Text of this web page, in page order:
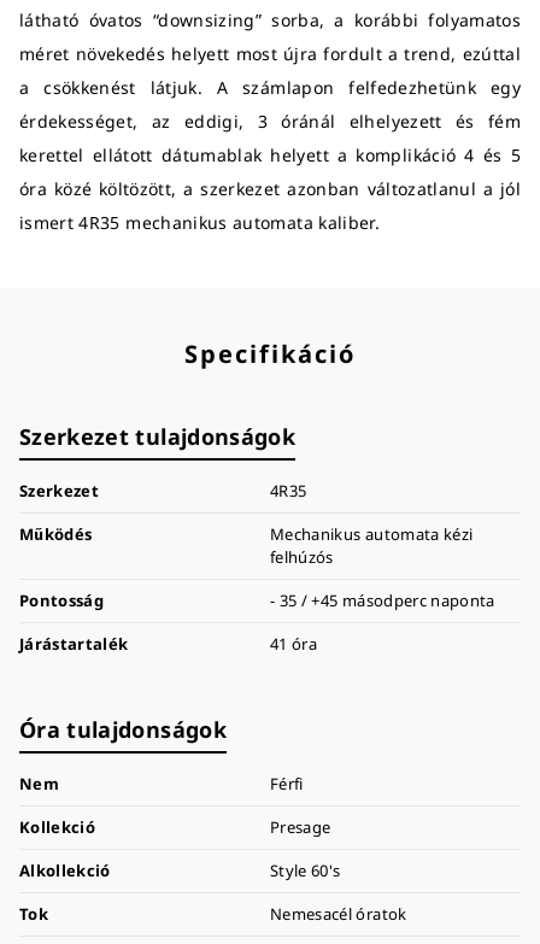
látható óvatos “downsizing” sorba, a korábbi folyamatos
méret növekedés helyett most újra fordult a trend, ezúttal
a csökkenést látjuk. A számlapon felfedezhetünk egy
érdekességet, az eddigi, 3 óránál elhelyezett és fém
kerettel ellátott dátumablak helyett a komplikáció 4 és 5
óra közé költözött, a szerkezet azonban változatlanul a jól
ismert 4R35 mechanikus automata kaliber.
Specifikáció
Szerkezet tulajdonságok
Szerkezet
4R35
Működés
Mechanikus automata kézi
felhúzós
Pontosság
- 35 / +45 másodperc naponta
Járástartalék
41 óra
Óra tulajdonságok
Nem
Férfi
Kollekció
Presage
Alkollekció
Style 60's
Tok
Nemesacél óratok